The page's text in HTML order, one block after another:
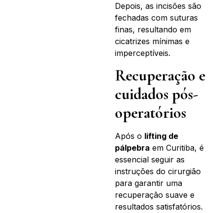
Depois, as incisões são
fechadas com suturas
finas, resultando em
cicatrizes mínimas e
imperceptíveis.
Recuperação e
cuidados pós-
operatórios
Após o lifting de
pálpebra em Curitiba, é
essencial seguir as
instruções do cirurgião
para garantir uma
recuperação suave e
resultados satisfatórios.